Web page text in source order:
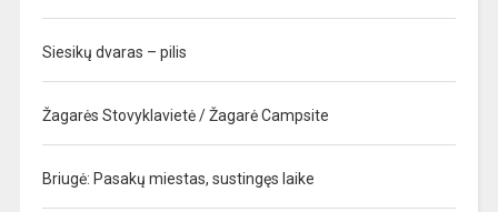
Siesikų dvaras – pilis
Žagarės Stovyklavietė / Žagarė Campsite
Briugė: Pasakų miestas, sustingęs laike